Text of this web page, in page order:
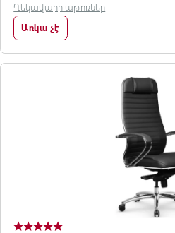
Ղեկավարի աթոռներ
Առկա չէ